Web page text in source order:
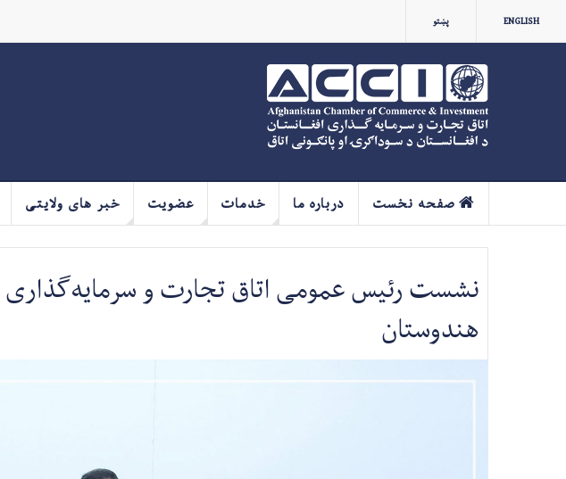
ENGLISH پښتو
صفحه نخست درباره ما خدمات عضویت خبر های ولایتی
نشست رئیس عمومی اتاق تجارت و سرمایه‌گذاری
هندوستان